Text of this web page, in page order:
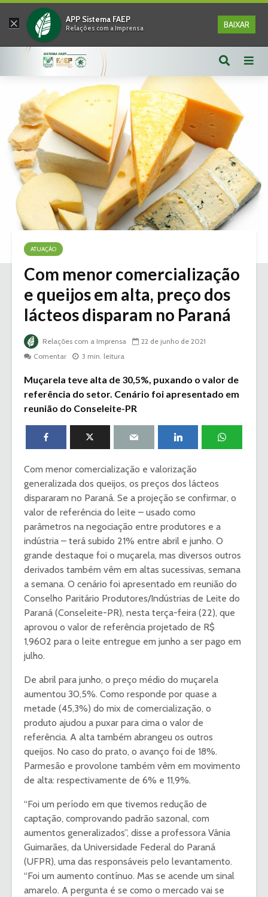
× APP Sistema FAEP
Relações com a Imprensa BAIXAR
ATUAÇÃO
Com menor comercialização
e queijos em alta, preço dos
lácteos disparam no Paraná
Relações com a Imprensa
22 de junho de 2021
Comentar
3 min. leitura
Muçarela teve alta de 30,5%, puxando o valor de
referência do setor. Cenário foi apresentado em
reunião do Conseleite-PR
Com menor comercialização e valorização
generalizada dos queijos, os preços dos lácteos
dispararam no Paraná. Se a projeção se confirmar, o
valor de referência do leite – usado como
parâmetros na negociação entre produtores e a
indústria – terá subido 21% entre abril e junho. O
grande destaque foi o muçarela, mas diversos outros
derivados também vêm em altas sucessivas, semana
a semana. O cenário foi apresentado em reunião do
Conselho Paritário Produtores/Indústrias de Leite do
Paraná (Conseleite-PR), nesta terça-feira (22), que
aprovou o valor de referência projetado de R$
1,9602 para o leite entregue em junho a ser pago em
julho.
De abril para junho, o preço médio do muçarela
aumentou 30,5%. Como responde por quase a
metade (45,3%) do mix de comercialização, o
produto ajudou a puxar para cima o valor de
referência. A alta também abrangeu os outros
queijos. No caso do prato, o avanço foi de 18%.
Parmesão e provolone também vêm em movimento
de alta: respectivamente de 6% e 11,9%.
“Foi um período em que tivemos redução de
captação, comprovando padrão sazonal, com
aumentos generalizados”, disse a professora Vânia
Guimarães, da Universidade Federal do Paraná
(UFPR), uma das responsáveis pelo levantamento.
“Foi um aumento contínuo. Mas se acende um sinal
amarelo. A pergunta é se como o mercado vai se